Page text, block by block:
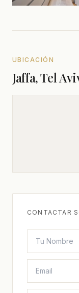
UBICACIÓN
Jaffa, Tel
CONTACTAR